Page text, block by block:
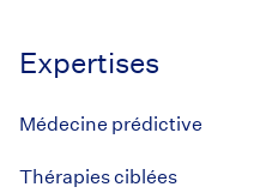
Expertises
Médecine prédictive
Thérapies ciblées